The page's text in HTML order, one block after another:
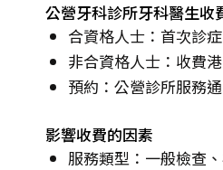
公營牙科診所牙科醫生收
合資格人士：首次診
非合資格人士：收費
預約：公營診所服務
影響收費的因素
服務類型：一般檢查